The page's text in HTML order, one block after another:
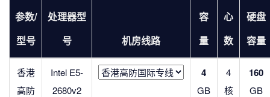
参数/
型号
处理器型
号
机房线路
容
量
心
数
硬盘
容量
香港
高防
Intel E5-
2680v2
4
GB
4
核
160
GB